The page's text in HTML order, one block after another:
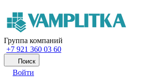
Группа компаний
+7 921 360 03 60
Поиск
Войти